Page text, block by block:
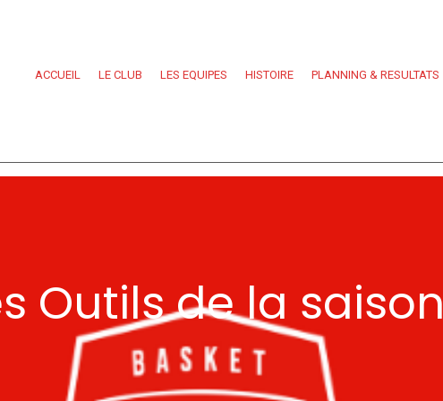
ACCUEIL LE CLUB LES EQUIPES HISTOIRE PLANNING & RESULTATS
Outils de la saison